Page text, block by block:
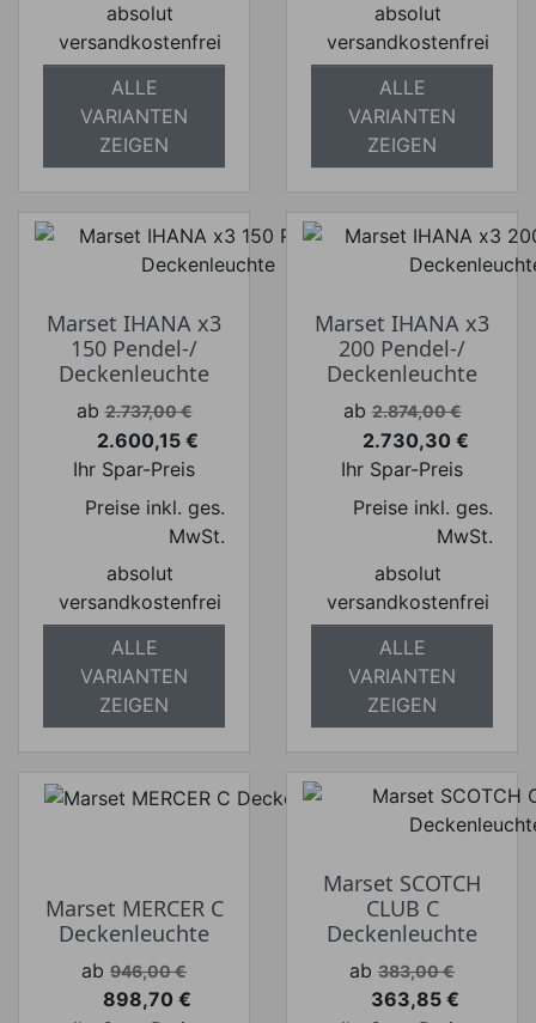
absolut
versandkostenfrei
ALLE
VARIANTEN
ZEIGEN
absolut
versandkostenfrei
ALLE
VARIANTEN
ZEIGEN
Marset IHANA x3
150 Pendel-/
Deckenleuchte
Verkaufspreis
ab 2.737,00 €
Preis
2.600,15 €
Ihr Spar-Preis
Preise inkl. ges.
MwSt.
absolut
versandkostenfrei
ALLE
VARIANTEN
ZEIGEN
Marset IHANA x3
200 Pendel-/
Deckenleuchte
Verkaufspreis
ab 2.874,00 €
Preis
2.730,30 €
Ihr Spar-Preis
Preise inkl. ges.
MwSt.
absolut
versandkostenfrei
ALLE
VARIANTEN
ZEIGEN
Marset MERCER C
Deckenleuchte
Verkaufspreis
ab 946,00 €
Preis
898,70 €
Marset SCOTCH
CLUB C
Deckenleuchte
Verkaufspreis
ab 383,00 €
Preis
363,85 €